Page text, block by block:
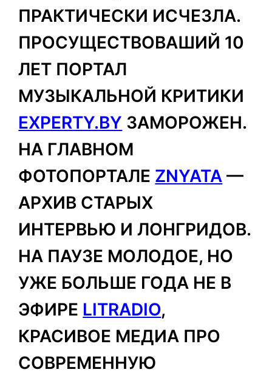
ПРАКТИЧЕСКИ ИСЧЕЗЛА.
ПРОСУЩЕСТВОВАШИЙ 10
ЛЕТ ПОРТАЛ
МУЗЫКАЛЬНОЙ КРИТИКИ
EXPERTY.BY ЗАМОРОЖЕН.
НА ГЛАВНОМ
ФОТОПОРТАЛЕ ZNYATA —
АРХИВ СТАРЫХ
ИНТЕРВЬЮ И ЛОНГРИДОВ.
НА ПАУЗЕ МОЛОДОЕ, НО
УЖЕ БОЛЬШЕ ГОДА НЕ В
ЭФИРЕ LITRADIO,
КРАСИВОЕ МЕДИА ПРО
СОВРЕМЕННУЮ